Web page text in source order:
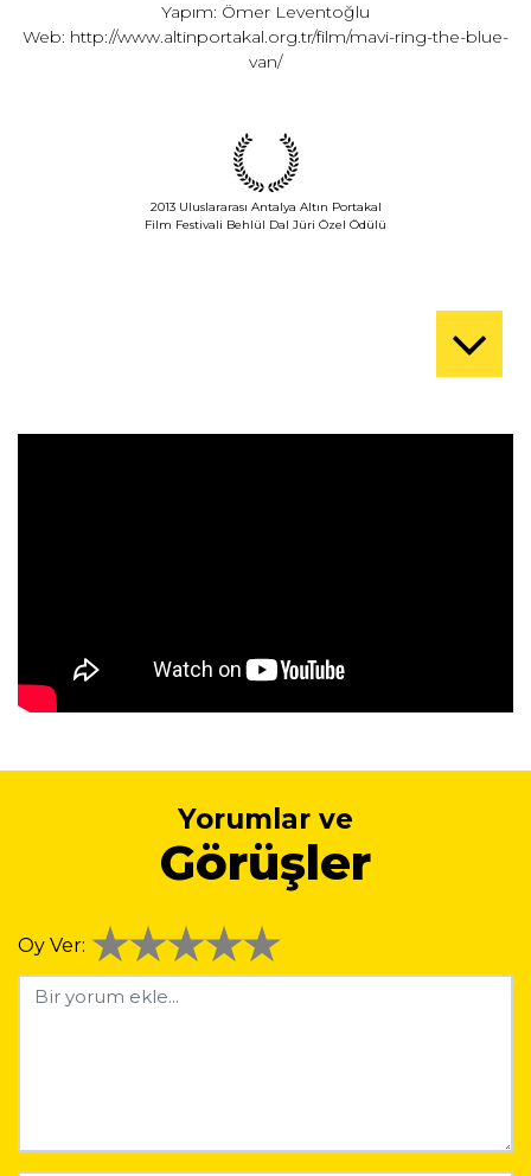
Yapım: Ömer Leventoğlu
Web: http://www.altinportakal.org.tr/film/mavi-ring-the-blue-
van/
2013 Uluslararası Antalya Altın Portakal
Film Festivali Behlül Dal Jüri Özel Ödülü
Yorumlar ve
Görüşler
Oy Ver: